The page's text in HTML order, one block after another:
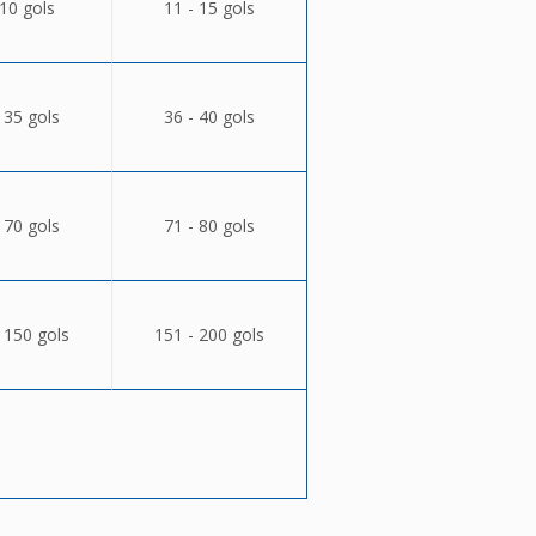
gols 11 - 15 gols
gols 36 - 40 gols
gols 71 - 80 gols
gols 151 - 200 gols